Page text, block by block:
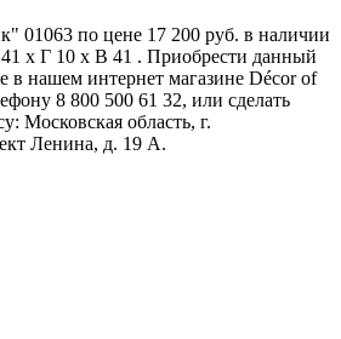
01063 по цене 17 200 руб. в наличии
x Г 10 x В 41 . Приобрести данный
в нашем интернет магазине Décor of
8 800 500 61 32, или сделать
Московская область, г.
Ленина, д. 19 А.